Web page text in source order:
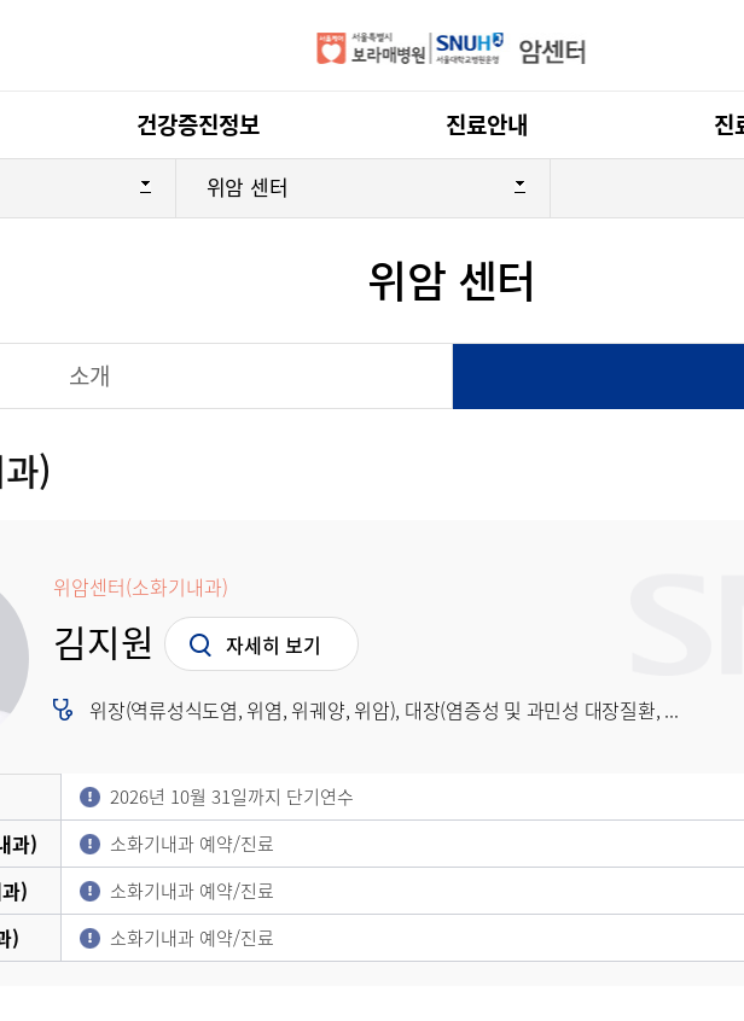
건강증진정보 진료안내 진
위암 센터
위암 센터
소개
)
위암센터(소화기내과)
김지원 자세히 보기
위장(역류성식도염, 위염, 위궤양, 위암), 대장(염증성 및 과민성 대장질환, ...
2026년 10월 31일까지 단기연수
과) 소화기내과 예약/진료
) 소화기내과 예약/진료
) 소화기내과 예약/진료
전체메뉴
간암 센터
식도암 센터
췌장/담도암 센터
폐암 센터 피부암 센터
환우회소개
첫방문 암환자 외래 안내 모바일앱 이용
시설이용 안내
주변 약국
예약 방법 안내 빠른 예약 온라인 진료 예
내원이력 조회